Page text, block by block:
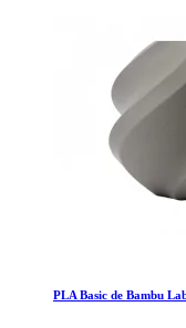
PLA Basic de Bambu